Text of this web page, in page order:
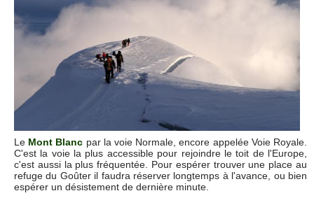
Le Mont Blanc par la voie Normale, encore appelée Voie Royale.
C'est la voie la plus accessible pour rejoindre le toit de l'Europe,
c'est aussi la plus fréquentée. Pour espérer trouver une place au
refuge du Goûter il faudra réserver longtemps à l'avance, ou bien
espérer un désistement de dernière minute.